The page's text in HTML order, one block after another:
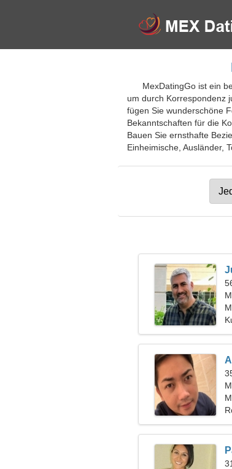
MexDatingGo ist ein
um durch Korrespondenz
fügen Sie wunderschöne
Bekanntschaften für die
Bauen Sie ernsthafte
Einheimische, Ausländer,